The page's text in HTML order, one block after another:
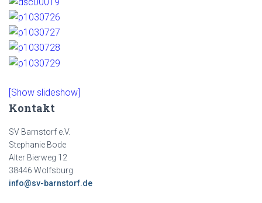
[Show slideshow]
Kontakt
SV Barnstorf e.V.
Stephanie Bode
Alter Bierweg 12
38446 Wolfsburg
info@sv-barnstorf.de